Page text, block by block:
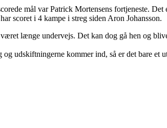
mål var Patrick Mortensens fortjeneste.
scoret i 4 kampe i streg siden Aron Johansson.
længe undervejs. Det kan dog gå hen og
udskiftningerne kommer ind, så er det bare